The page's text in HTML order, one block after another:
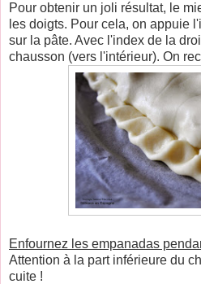
Pour obtenir un joli résultat, le
les doigts. Pour cela, on appuie
sur la pâte. Avec l'index de la
chausson (vers l'intérieur). On
Enfournez les empanadas
Attention à la part inférieure du
cuite !